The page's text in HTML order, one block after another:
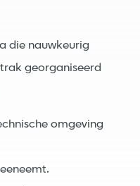
die nauwkeurig
georganiseerd
omgeving